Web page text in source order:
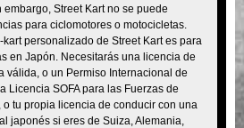
Osaka
embargo, Street Kart no se puede
para ciclomotores o motocicletas.
personalizado de Street Kart es para
en Japón. Necesitarás una licencia de
válida, o un Permiso Internacional de
Licencia SOFA para las Fuerzas de
o tu propia licencia de conducir con una
japonés si eres de Suiza, Alemania,